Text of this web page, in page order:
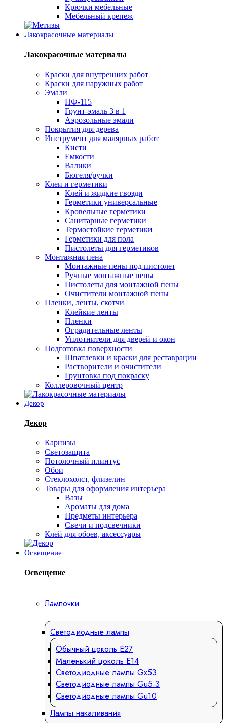
Крючки мебельные
Мебельный крепеж
Лакокрасочные материалы
Лакокрасочные материалы
Краски для внутренних работ
Краски для наружных работ
Эмали
ПФ-115
Грунт-эмаль 3 в 1
Аэрозольные эмали
Покрытия для дерева
Инструмент для малярных работ
Кисти
Емкости
Валики
Бюгеля/ручки
Клеи и герметики
Клей и жидкие гвозди
Герметики универсальные
Кровельные герметики
Санитарные герметики
Термостойкие герметики
Герметики для пола
Пистолеты для герметиков
Монтажная пена
Монтажные пены под пистолет
Ручные монтажные пены
Пистолеты для монтажной пены
Очистители монтажной пены
Пленки, ленты, скотчи
Клейкие ленты
Пленки
Оградительные ленты
Уплотнители для дверей и окон
Подготовка поверхности
Шпатлевки и краски для реставрации
Растворители и очистители
Грунтовка под покраску
Коллеровочный центр
Декор
Декор
Карнизы
Светозащита
Потолочный плинтус
Обои
Стеклохолст, флизелин
Товары для оформления интерьера
Вазы
Ароматы для дома
Предметы интерьера
Свечи и подсвечники
Клей для обоев, аксессуары
Освещение
Освещение
Лампочки
Светодиодные лампы
Обычный цоколь Е27
Маленький цоколь Е14
Светодиодные лампы Gx53
Светодиодные лампы Gu5.3
Светодиодные лампы Gu10
Лампы накаливания